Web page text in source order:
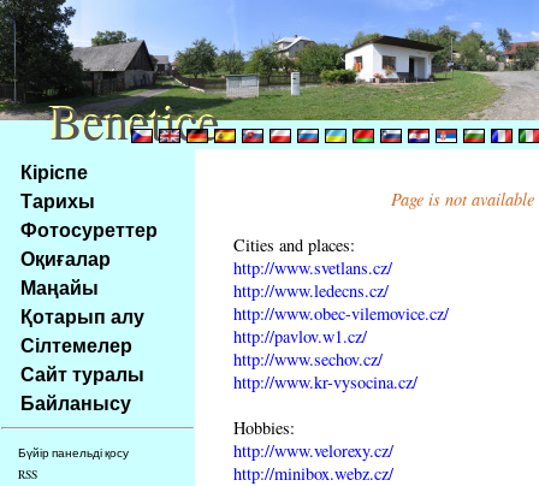
Na
obsah
stránky
Klávesové
zkratky
tomto
webu
základní
Hlavní
strana
Кіріспе
Тарихы
Фотосуреттер
Оқиғалар
Маңайы
Қотарып алу
Сілтемелер
Сайт туралы
Байланысу
Бүйір панельді қосу
RSS
Page is not
Cities and places:
http://www.svetlans.cz/
http://www.ledecns.cz/
http://www.obec-vilemovice.cz/
http://pavlov.w1.cz/
http://www.sechov.cz/
http://www.kr-vysocina.cz/
Hobbies:
http://www.velorexy.cz/
http://minibox.webz.cz/
Benetice
Benetice